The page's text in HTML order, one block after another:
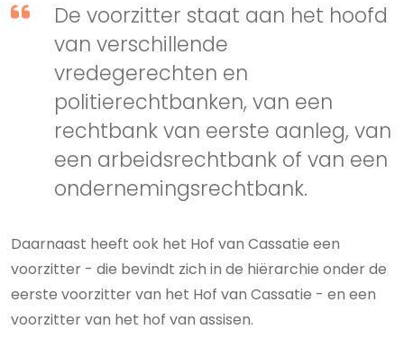
De voorzitter staat aan het hoofd
van verschillende
vredegerechten en
politierechtbanken, van een
rechtbank van eerste aanleg, van
een arbeidsrechtbank of van een
ondernemingsrechtbank.
Daarnaast heeft ook het Hof van Cassatie een
voorzitter - die bevindt zich in de hiërarchie onder de
eerste voorzitter van het Hof van Cassatie - en een
voorzitter van het hof van assisen.